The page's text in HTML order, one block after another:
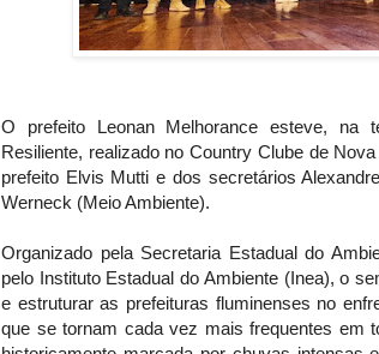
O prefeito Leonan Melhorance esteve, na
Resiliente, realizado no Country Clube de
prefeito Elvis Mutti e dos secretários
Werneck (Meio Ambiente).
Organizado pela Secretaria Estadual do
pelo Instituto Estadual do Ambiente (Inea), o
e estruturar as prefeituras fluminenses no
que se tornam cada vez mais frequentes em